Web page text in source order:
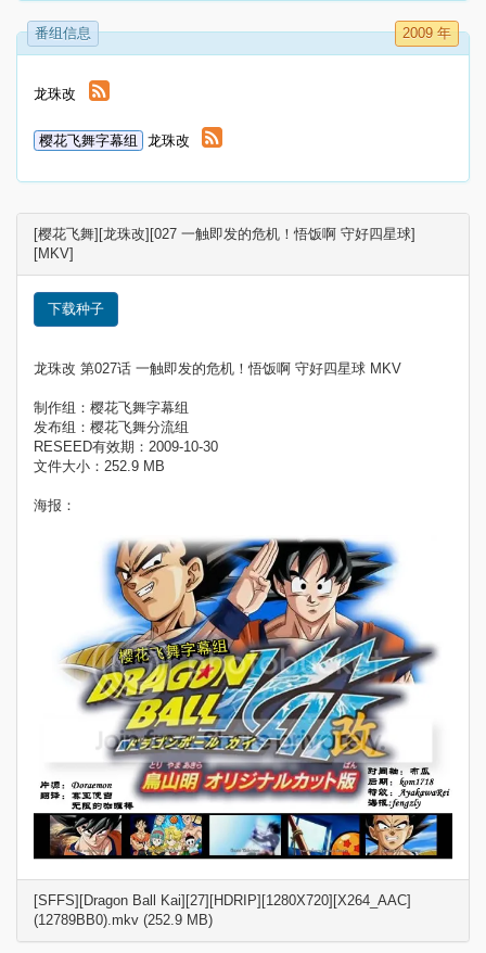
番组信息 2009 年
龙珠改
樱花飞舞字幕组 龙珠改
[樱花飞舞][龙珠改][027 一触即发的危机！悟饭啊 守好四星球]
[MKV]
下载种子
龙珠改 第027话 一触即发的危机！悟饭啊 守好四星球 MKV
制作组：樱花飞舞字幕组
发布组：樱花飞舞分流组
RESEED有效期：2009-10-30
文件大小：252.9 MB
海报：
[SFFS][Dragon Ball Kai][27][HDRIP][1280X720][X264_AAC]
(12789BB0).mkv (252.9 MB)